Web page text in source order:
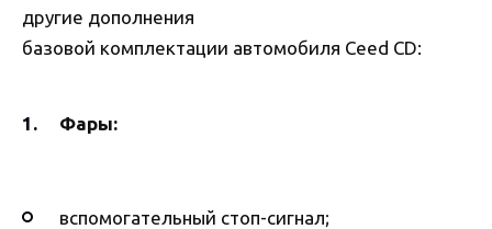
другие дополнения
базовой комплектации автомобиля Ceed CD:
Фары:
вспомогательный стоп-сигнал;